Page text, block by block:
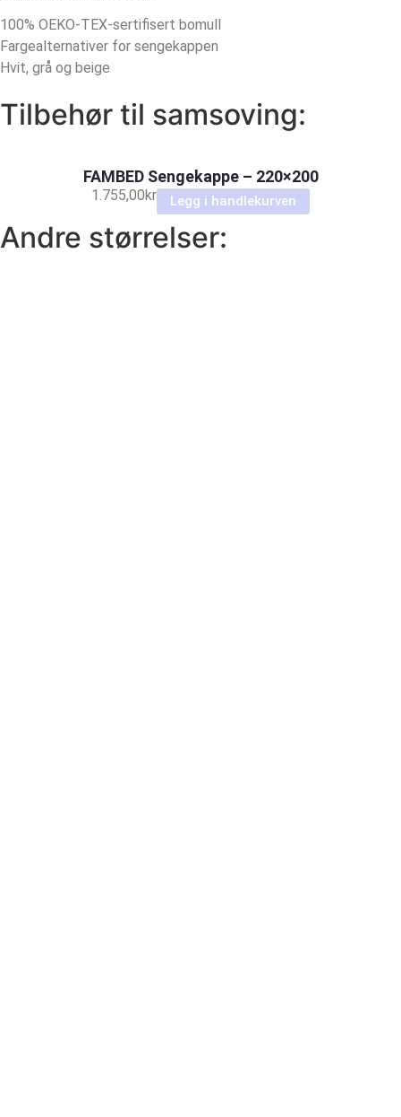
100% OEKO-TEX-sertifisert bomull
Fargealternativer for sengekappen
Hvit, grå og beige
Tilbehør til samsoving:
FAMBED Sengekappe – 220×200
1.755,00kr Legg i handlekurven
Andre størrelser: